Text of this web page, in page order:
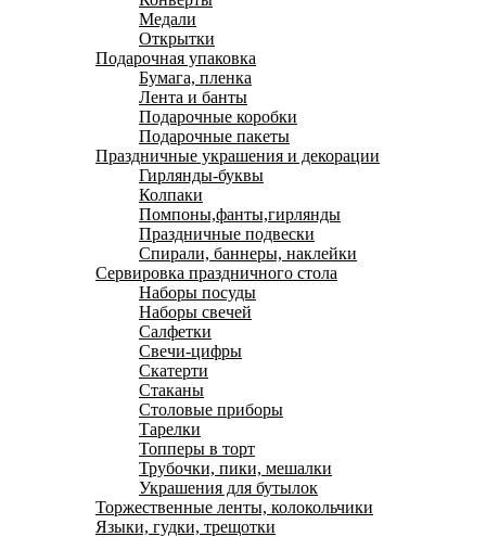
Медали
Открытки
Подарочная упаковка
Бумага, пленка
Лента и банты
Подарочные коробки
Подарочные пакеты
Праздничные украшения и декорации
Гирлянды-буквы
Колпаки
Помпоны,фанты,гирлянды
Праздничные подвески
Спирали, баннеры, наклейки
Сервировка праздничного стола
Наборы посуды
Наборы свечей
Салфетки
Свечи-цифры
Скатерти
Стаканы
Столовые приборы
Тарелки
Топперы в торт
Трубочки, пики, мешалки
Украшения для бутылок
Торжественные ленты, колокольчики
Языки, гудки, трещотки